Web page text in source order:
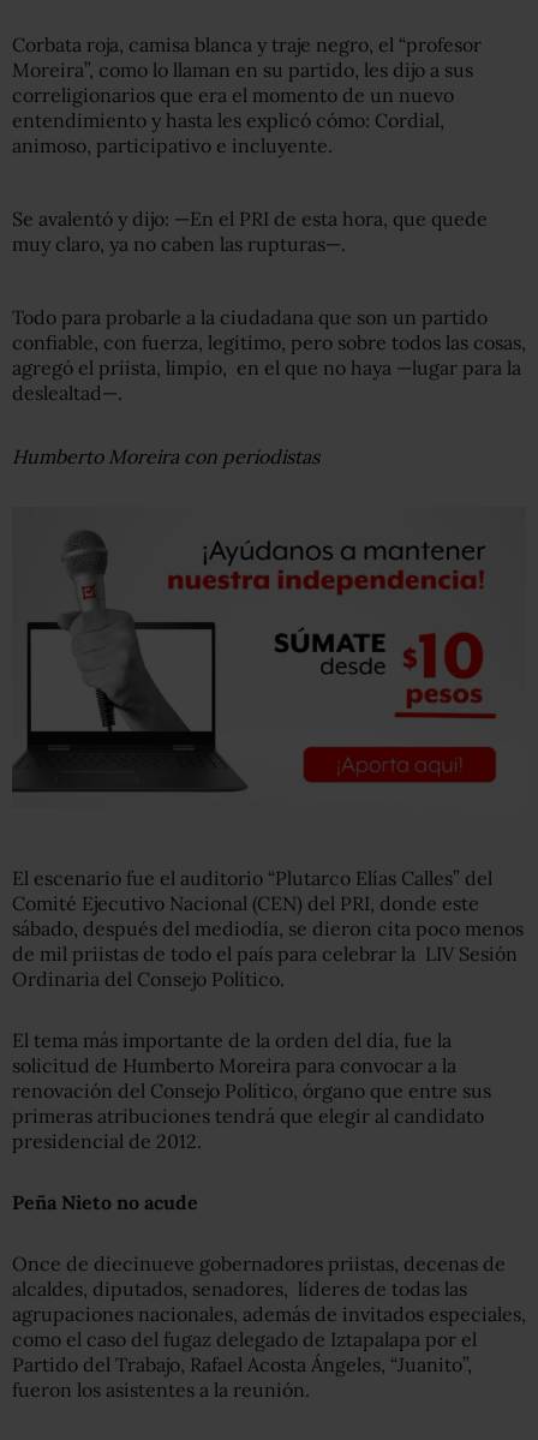
Corbata roja, camisa blanca y traje negro, el “profesor
Moreira”, como lo llaman en su partido, les dijo a sus
correligionarios que era el momento de un nuevo
entendimiento y hasta les explicó cómo: Cordial,
animoso, participativo e incluyente.
Se avalentó y dijo: —En el PRI de esta hora, que quede
muy claro, ya no caben las rupturas—.
Todo para probarle a la ciudadana que son un partido
confiable, con fuerza, legítimo, pero sobre todos las cosas,
agregó el priista, limpio, en el que no haya —lugar para la
deslealtad—.
Humberto Moreira con periodistas
El escenario fue el auditorio “Plutarco Elías Calles” del
Comité Ejecutivo Nacional (CEN) del PRI, donde este
sábado, después del mediodía, se dieron cita poco menos
de mil priistas de todo el país para celebrar la LIV Sesión
Ordinaria del Consejo Político.
El tema más importante de la orden del día, fue la
solicitud de Humberto Moreira para convocar a la
renovación del Consejo Político, órgano que entre sus
primeras atribuciones tendrá que elegir al candidato
presidencial de 2012.
Peña Nieto no acude
Once de diecinueve gobernadores priistas, decenas de
alcaldes, diputados, senadores, líderes de todas las
agrupaciones nacionales, además de invitados especiales,
como el caso del fugaz delegado de Iztapalapa por el
Partido del Trabajo, Rafael Acosta Ángeles, “Juanito”,
fueron los asistentes a la reunión.